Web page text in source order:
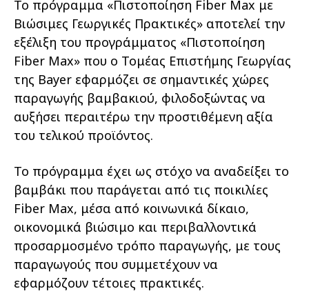
Το πρόγραμμα «Πιστοποίηση Fiber Max με
Βιώσιμες Γεωργικές Πρακτικές» αποτελεί την
εξέλιξη του προγράμματος «Πιστοποίηση
Fiber Max» που ο Τομέας Επιστήμης Γεωργίας
της Bayer εφαρμόζει σε σημαντικές χώρες
παραγωγής βαμβακιού, φιλοδοξώντας να
αυξήσει περαιτέρω την προστιθέμενη αξία
του τελικού προϊόντος.
Το πρόγραμμα έχει ως στόχο να αναδείξει το
βαμβάκι που παράγεται από τις ποικιλίες
Fiber Max, μέσα από κοινωνικά δίκαιο,
οικονομικά βιώσιμο και περιβαλλοντικά
προσαρμοσμένο τρόπο παραγωγής, με τους
παραγωγούς που συμμετέχουν να
εφαρμόζουν τέτοιες πρακτικές.